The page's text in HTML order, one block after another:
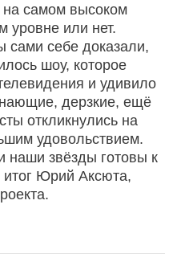
на самом высоком
уровне или нет.
сами себе доказали,
шоу, которое
и удивило
дерзкие, ещё
откликнулись на
удовольствием.
наши звёзды готовы к
итог Юрий Аксюта,